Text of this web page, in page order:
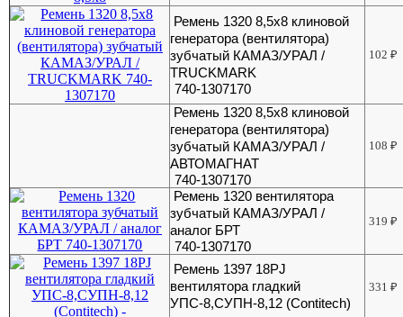
Ремень 1320 8,5х8 клиновой
генератора (вентилятора)
зубчатый КАМАЗ/УРАЛ /
TRUCKMARK
740-1307170
102₽
Ремень 1320 8,5х8 клиновой
генератора (вентилятора)
зубчатый КАМАЗ/УРАЛ /
АВТОМАГНАТ
740-1307170
108₽
Ремень 1320 вентилятора
зубчатый КАМАЗ/УРАЛ /
аналог БРТ
740-1307170
319₽
Ремень 1397 18PJ
вентилятора гладкий
УПС-8,СУПН-8,12 (Contitech)
331₽